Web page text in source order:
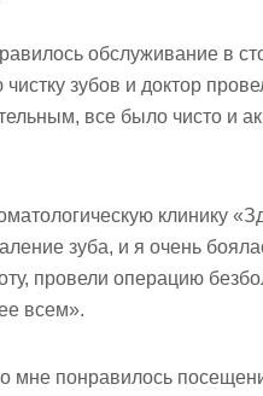
обслуживание в
зубов и доктор
все было чисто и
клинику
зуба, и я очень
провели операцию
всем».
мне понравилось